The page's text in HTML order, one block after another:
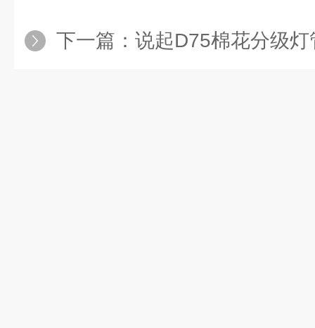
下一篇： 说起D75棉花分级